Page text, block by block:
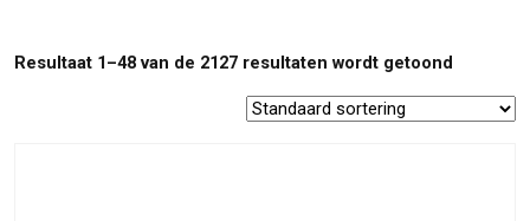
Resultaat 1–48 van de 2127 resultaten wordt getoond